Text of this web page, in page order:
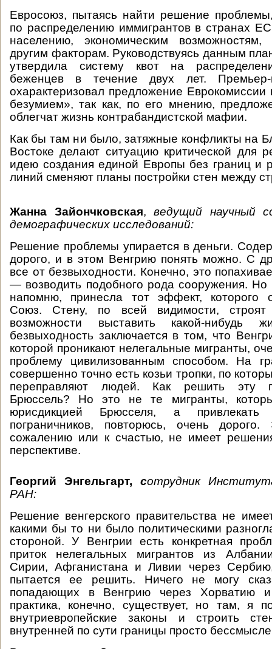
Евросоюз, пытаясь найти решение
по распределению иммигрантов в странах
населению, экономическим
другим факторам. Руководствуясь данным
утвердила систему квот на
беженцев в течение двух лет. Премьер-
охарактеризовал предложение Еврокомиссии
безумием», так как, по его мнению,
облегчат жизнь контрабандистской мафии.
Как бы там ни было, затяжные конфликты на
Востоке делают ситуацию критической для
идею создания единой Европы без границ и
линий сменяют планы постройки стен между
Жанна Зайончковская,ведущий научный
демографических исследований:
Решение проблемы упирается в деньги.
дорого, и в этом Венгрию понять можно. С
все от безвыходности. Конечно, это
— возводить подобного рода сооружения. Но
напомню, принесла тот эффект, которого
Союз. Стену, по всей видимости,
возможности выставить какой-нибудь
безвыходность заключается в том, что
которой проникают нелегальные мигранты,
проблему цивилизованным способом. На
совершенно точно есть козьи тропки, по
переправляют людей. Как решить эту
Брюссель? Но это не те мигранты,
юрисдикцией Брюсселя, а
пограничников, повторюсь, очень
сожалению или к счастью, не имеет
перспективе.
Георгий Энгельгарт, сотрудник
РАН:
Решение венгерского правительства не
какими бы то ни было политическими
стороной. У Венгрии есть конкретная
приток нелегальных мигрантов из
Сирии, Афганистана и Ливии через
пытается ее решить. Ничего не могу
попадающих в Венгрию через Хорватию
практика, конечно, существует, но там, я
внутриевропейские законы и строить
внутренней по сути границы просто